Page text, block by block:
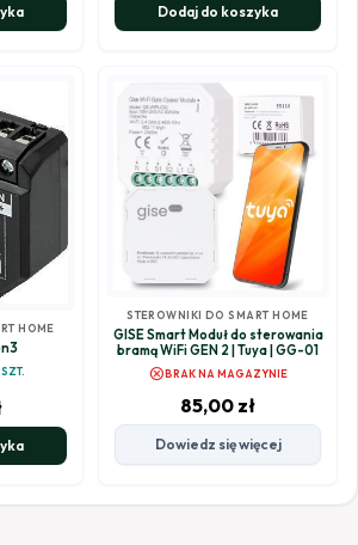
Dodaj do koszyka
HOME
STEROWNIKI DO SMART HOME
GISE Smart Moduł do sterowania
bramą WiFi GEN 2 | Tuya | GG-01
cancelBRAK NA MAGAZYNIE
85,00 zł
Dowiedz się więcej